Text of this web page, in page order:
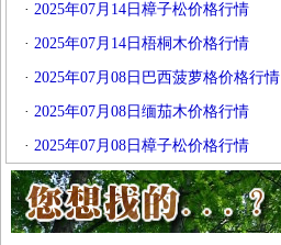
· 2025年07月14日樟子松价格行情
· 2025年07月14日梧桐木价格行情
· 2025年07月08日巴西菠萝格价格行情
· 2025年07月08日缅茄木价格行情
· 2025年07月08日樟子松价格行情